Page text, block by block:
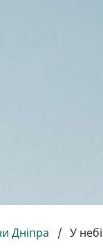
Дніпра / У